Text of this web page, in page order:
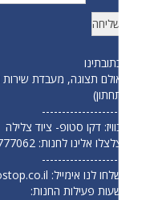
דקו סטופ- ציוד צלילה
אלינו לחנות:5777062
לנו אימייל:
פעילות החנות: